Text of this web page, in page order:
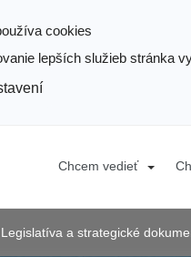
cookies
lepších služieb stránka
Chcem vedieť
Legislatíva a strategické